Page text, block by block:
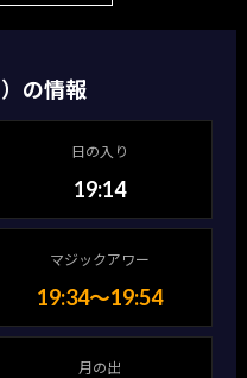
）の情報
日の入り
19:14
マジックアワー
19:34〜19:54
月の出